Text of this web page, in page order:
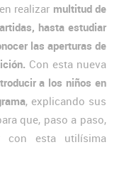
realizar multitud de
hasta estudiar
las aperturas de
Con esta nueva
a los niños en
, explicando sus
que, paso a paso,
con esta utilísima